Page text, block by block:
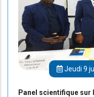
Jeudi 9
Panel scientifique